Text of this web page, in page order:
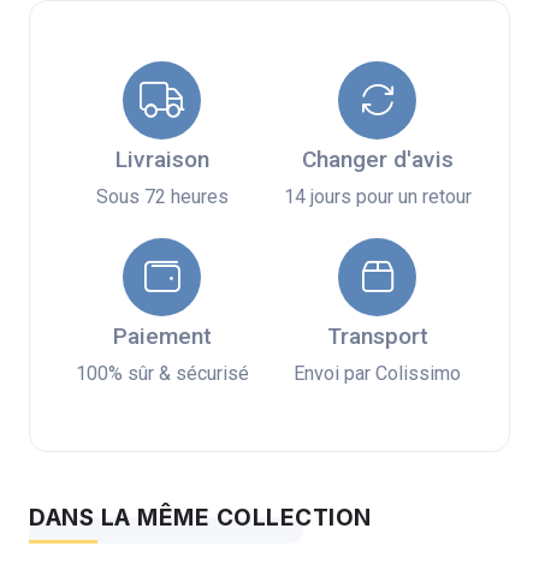
Livraison
Sous 72 heures
Changer d'avis
14 jours pour un retour
Paiement
100% sûr & sécurisé
Transport
Envoi par Colissimo
DANS LA MÊME COLLECTION